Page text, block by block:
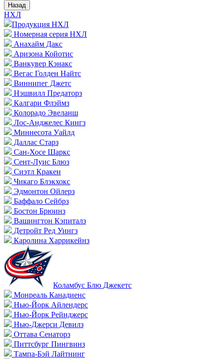
Назад
НХЛ
Продукция НХЛ
Номерная серия НХЛ
Анахайм Дакс
Аризона Койотис
Ванкувер Кэнакс
Вегас Голден Найтс
Виннипег Джетс
Нэшвилл Предаторз
Калгари Флэймз
Колорадо Эвеланш
Лос-Анджелес Кингз
Миннесота Уайлд
Даллас Старз
Сан-Хосе Шаркс
Сент-Луис Блюз
Сиэтл Кракен
Чикаго Блэкхокс
Эдмонтон Ойлерз
Баффало Сейбрз
Бостон Брюинз
Вашингтон Кэпиталз
Детройт Ред Уингз
Каролина Харрикейнз
Коламбус Блю Джекетс
Монреаль Канадиенс
Нью-Йорк Айлендерс
Нью-Йорк Рейнджерс
Нью-Джерси Девилз
Оттава Сенаторз
Питтсбург Пингвинз
Тампа-Бэй Лайтнинг